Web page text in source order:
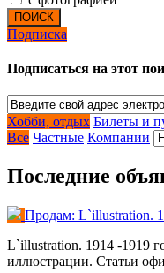
ПОИСК
Подписка
Подписаться на этот
Хобби, отдых Билеты и
Все Частные Компании
Последние
Продам: L`illustration.
L`illustration. 1914 -1919
иллюстрации. Статьи